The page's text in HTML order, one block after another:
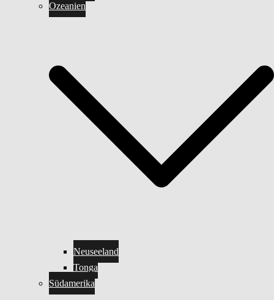
Ozeanien
Neuseeland
Tonga
Südamerika